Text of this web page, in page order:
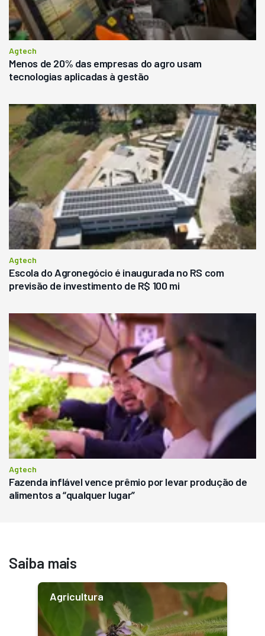
Agtech
Menos de 20% das empresas do agro usam
tecnologias aplicadas à gestão
Agtech
Escola do Agronegócio é inaugurada no RS com
previsão de investimento de R$ 100 mi
Agtech
Fazenda inflável vence prêmio por levar produção de
alimentos a “qualquer lugar”
Saiba mais
Agricultura